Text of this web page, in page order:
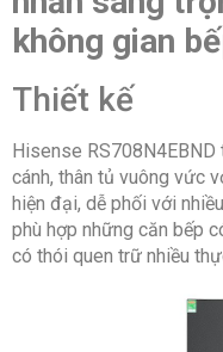
-Đèn LED chiếu sáng
-Cảm biến nhiệt độ
-Bảng điều khiển bên
-Làm đông nhanh
Lấy nước ngoài: Có
Thông tin lắp đặt
Kích thước – Khối
cm – Sâu 61.2 cm –
Hãng: Hisense
Năm ra mắt: 2025
không gian
Thiết kế
Hisense
cánh, thân tủ vuông vức
hiện đại, dễ phối với
phù hợp những căn bếp
có thói quen trữ nhiều